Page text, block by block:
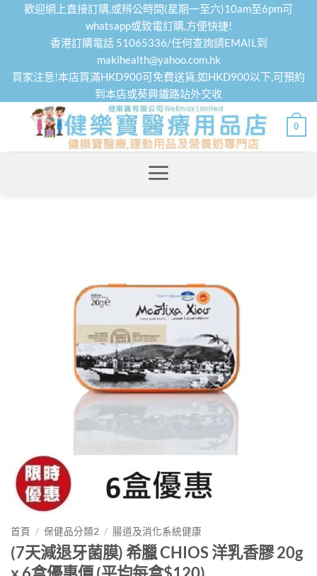
歡迎網上直接訂購,或辨公時間(星期一至六)10am至6pm可
whatsapp或致電訂購,方便快捷!
香港訂購電話 51065336/任何查詢請EMAIL到
makihealth@yahoo.com.hk
買家注意!本店買滿HKD900可免費送貨,如HKD900以下,可預約
到本店或葵興鐵路站外交收
0
首頁 / 保健品分類2 / 腸道及消化系統健康
(7天減退牙菌膜) 希臘 CHIOS 洋乳香膠 20g